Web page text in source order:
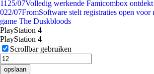
11 25/07Volledig werkende Famicombox ontdekt
022/07FromSoftware stelt registraties open voor
game The Duskbloods
PlayStation 4
PlayStation 4
Scrollbar gebruiken
opslaan